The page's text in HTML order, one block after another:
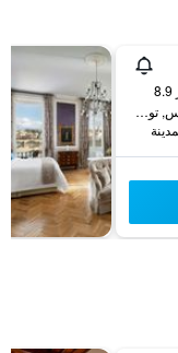
17 Via Panzani, فلورنس, توسكانا, إيطاليا